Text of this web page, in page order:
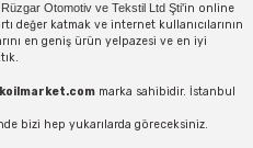
Rüzgar Otomotiv ve Tekstil Ltd Şti'in online
değer katmak ve internet kullanıcılarının
en geniş ürün yelpazesi ve en iyi
marka sahibidir. İstanbul
bizi hep yukarılarda göreceksiniz.